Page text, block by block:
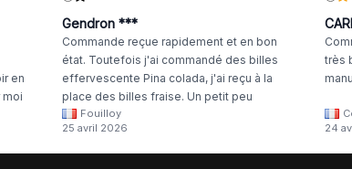
en
moi
la
Gendron ***
Commande reçue rapidement et en bon
état. Toutefois j'ai commandé des billes
effervescente Pina colada, j'ai reçu à la
place des billes fraise. Un petit peu
dommage
Fouilloy
25 avril 2026
très
24